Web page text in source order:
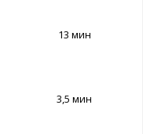
13 мин
3,5 мин